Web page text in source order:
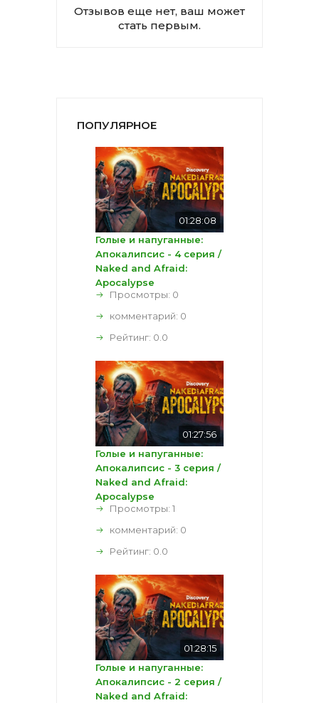
Отзывов еще нет, ваш может
стать первым.
ПОПУЛЯРНОЕ
01:28:08
Голые и напуганные:
Апокалипсис - 4 серия /
Naked and Afraid:
Apocalypse
Просмотры: 0
комментарий: 0
Рейтинг: 0.0
01:27:56
Голые и напуганные:
Апокалипсис - 3 серия /
Naked and Afraid:
Apocalypse
Просмотры: 1
комментарий: 0
Рейтинг: 0.0
01:28:15
Голые и напуганные:
Апокалипсис - 2 серия /
Naked and Afraid: